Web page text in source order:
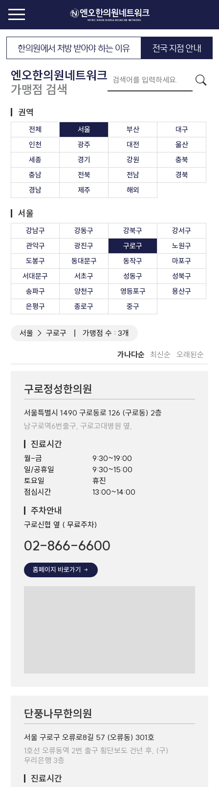
한의원에서 처방 받아야 하는 이유 전국 지점 안내
엔오한의원네트워크
가맹점 검색
권역
전체 서울 부산
대구
인천
광주 대전
울산
세종
경기 강원
충북
충남
전북 전남
경북
경남
제주 해외
서울
강남구 강동구 강북구
강서구
관악구
광진구 구로구
노원구
도봉구
동대문구 동작구
마포구
서대문구
서초구 성동구
성북구
송파구
양천구 영등포구
용산구
은평구
종로구 중구
서울 구로구 가맹점 수 : 3개
가나다순 최신순 오래된순
구로정성한의원
서울특별시 1490 구로동로 126 (구로동) 2층
남구로역6번출구, 구로고대병원 옆,
진료시간
월-금
일/공휴일
토요일
점심시간
9:30~19:00
9:30~15:00
휴진
13:00~14:00
주차안내
구로신협 옆 ( 무료주차)
02-866-6600
홈페이지 바로가기
단풍나무한의원
서울 구로구 오류로8길 57 (오류동) 301호
1호선 오류동역 2번 출구 횡단보도 건넌 후, (구)
우리은행 3층
진료시간